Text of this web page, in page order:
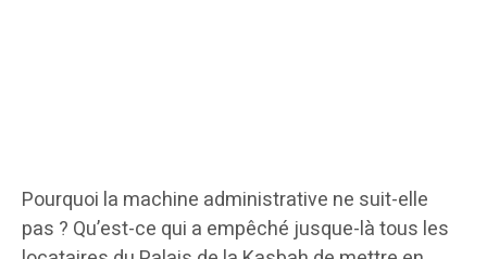
Pourquoi la machine administrative ne suit-elle
pas ? Qu’est-ce qui a empêché jusque-là tous les